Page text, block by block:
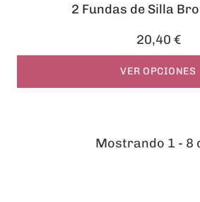
2 Fundas de Silla
20,40 €
VER OPCIONES
Mostrando 1 - 8